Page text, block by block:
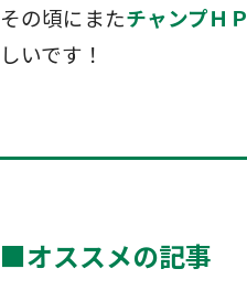
その頃にまたチャンプＨＰ
しいです！
■オススメの記事